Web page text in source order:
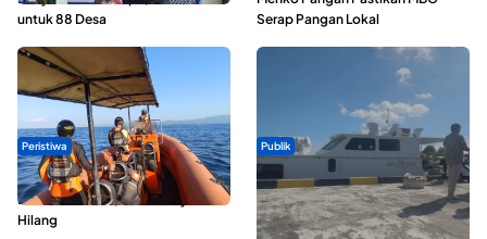
untuk 88 Desa
Serap Pangan Lokal
Peristiwa
Dua Longboat Bertabrakan di
Perairan Taliabu, Satu Nelayan
Hilang
Publik
Pelayaran Perdana KM Dodola
Express Terkendala, Baling-baling
Kapal Rusak